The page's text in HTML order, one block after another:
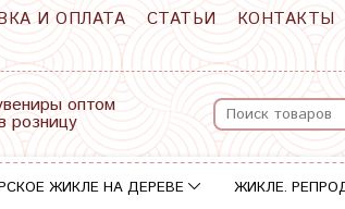
И ОПЛАТА СТАТЬИ КОНТАКТЫ
оптом
розницу
ЖИКЛЕ НА ДЕРЕВЕ ЖИКЛЕ.